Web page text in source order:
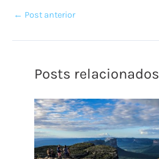
← Post anterior
Posts relacionados